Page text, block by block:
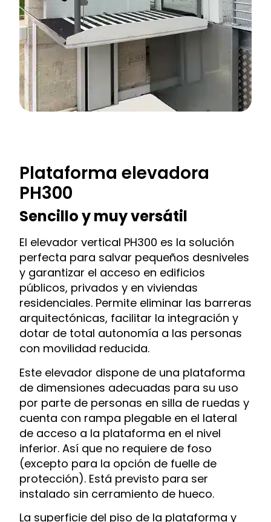
Plataforma elevadora
PH300
Sencillo y muy versátil
El elevador vertical PH300 es la solución
perfecta para salvar pequeños desniveles
y garantizar el acceso en edificios
públicos, privados y en viviendas
residenciales. Permite eliminar las barreras
arquitectónicas, facilitar la integración y
dotar de total autonomía a las personas
con movilidad reducida.
Este elevador dispone de una plataforma
de dimensiones adecuadas para su uso
por parte de personas en silla de ruedas y
cuenta con rampa plegable en el lateral
de acceso a la plataforma en el nivel
inferior. Así que no requiere de foso
(excepto para la opción de fuelle de
protección). Está previsto para ser
instalado sin cerramiento de hueco.
La superficie del piso de la plataforma y